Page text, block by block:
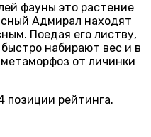
фауны это растение
Адмирал находят
Поедая его листву,
набирают вес и в
от личинки
позиции рейтинга.